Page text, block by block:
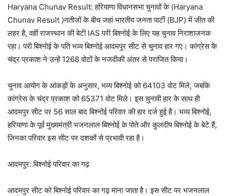
Haryana Chunav Result: हरियाणा विधानसभा चुनावों के (Haryana
Chunav Result )नतीजों के बीच जहां भारतीय जनता पार्टी (BJP) में जीत की
लहर है, वहीं राजस्थान की बेटी IAS परी बिश्नोई के लिए यह चुनाव निराशाजनक
रहा। परी बिश्नोई के पति भव्‍य बिश्नोई आदमपुर सीट से चुनाव हार गए। कांग्रेस के
चंद्र प्रकाश ने उन्हें 1268 वोटों के नजदीकी अंतर से पराजित किया।
चुनाव आयोग के आंकड़ों के अनुसार, भव्य बिश्नोई को 64103 वोट मिले, जबकि
कांग्रेस के चंद्र प्रकाश को 65371 वोट मिले। इस चुनावी हार के साथ ही
आदमपुर सीट पर 56 साल बाद बिश्नोई परिवार की हार दर्ज हुई है। भव्य बिश्नोई,
हरियाणा के पूर्व मुख्यमंत्री भजनलाल बिश्नोई के पोते और कुलदीप बिश्नोई के बेटे हैं,
जिनका परिवार इस सीट पर दशकों से प्रभावी रहा है।
आदमपुर: बिश्नोई परिवार का गढ़
आदमपुर सीट को बिश्नोई परिवार का गढ़ माना जाता है। इस सीट पर भजनलाल